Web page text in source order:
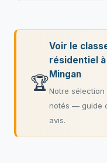
🏆
Voir le
résidentiel
Mingan
Notre
notés — guide
avis.